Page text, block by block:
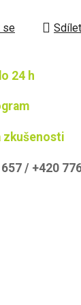
se Sdílet
24 h
zkušenosti
/ +420